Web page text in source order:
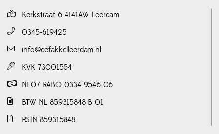
Kerkstraat 6 4141AW Leerdam
0345-619425
info@defakkelleerdam.nl
KVK 73001554
NL07 RABO 0334 9546 06
BTW NL 859315848 B 01
RSIN 859315848